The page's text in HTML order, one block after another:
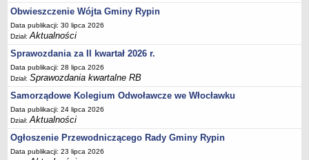
Akty Prawne, Dzienniki Ustaw, Monitory Polskie
Prawo miejscowe
Zarządzenia
Studium uwarunkowań i kierunków zagospodarowania
przestrzennego
Dane przestrzenne - MPZP
Stałe obwody głosowania, numery, granice oraz siedziby
obwodowych komisji wyborczych, opis granic okręgów wyborczych
Plan ogólny gminy Rypin
Obwieszczenie Wójta Gminy Rypin
Data publikacji: 30 lipca 2026
Dział:Aktualności
Sprawozdania za II kwartał 2026 r.
Data publikacji: 28 lipca 2026
Dział:Sprawozdania kwartalne RB
Samorządowe Kolegium Odwoławcze we Włocławku
Data publikacji: 24 lipca 2026
Dział:Aktualności
Ogłoszenie Przewodniczącego Rady Gminy Rypin
Data publikacji: 23 lipca 2026